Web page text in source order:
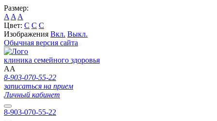
Размер:
A A A
Цвет: C C C
Изображения Вкл. Выкл.
Обычная версия сайта
клиника семейного здоровья
AA
8-903-070-55-22
записаться на прием
Личный кабинет
8-903-070-55-22